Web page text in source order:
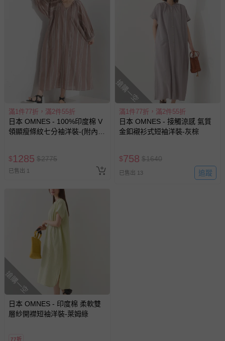
滿1件77折，滿2件55折
日本 OMNES - 100%印度棉 V
領顯瘦條紋七分袖洋裝-(附內
$1285 $2775
已售出 1
搶購一空
滿1件77折，滿2件55折
日本 OMNES - 接觸涼感 氣質
金釦襯衫式短袖洋裝-灰棕
$758 $1640
已售出 13 追蹤
搶購一空
日本 OMNES - 印度棉 柔軟雙
層紗開襟短袖洋裝-萊姆綠
77折